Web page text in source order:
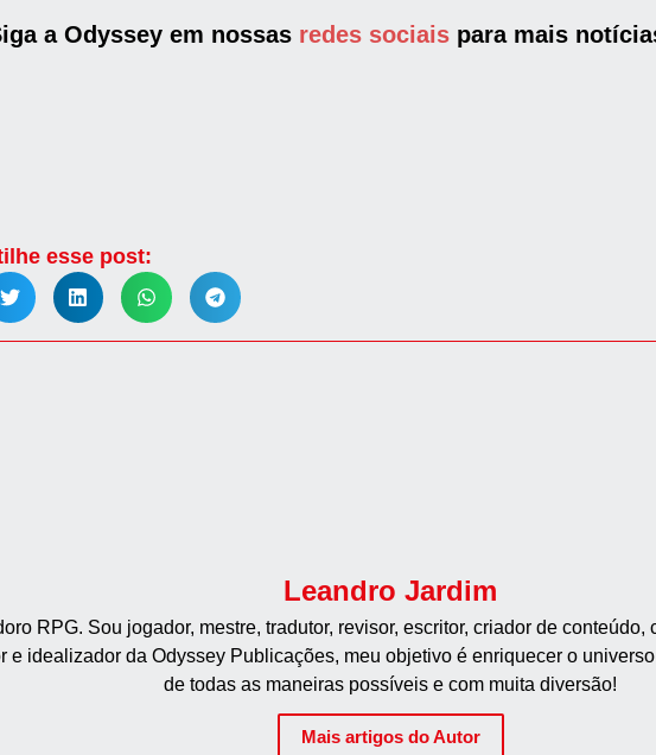
a Odyssey em nossas redes sociaispara mais
esse post:
Leandro Jardim
RPG. Sou jogador, mestre, tradutor, revisor, escritor, criador de conteúdo,
e idealizador da Odyssey Publicações, meu objetivo é enriquecer o
de todas as maneiras possíveis e com muita diversão!
Mais artigos do Autor